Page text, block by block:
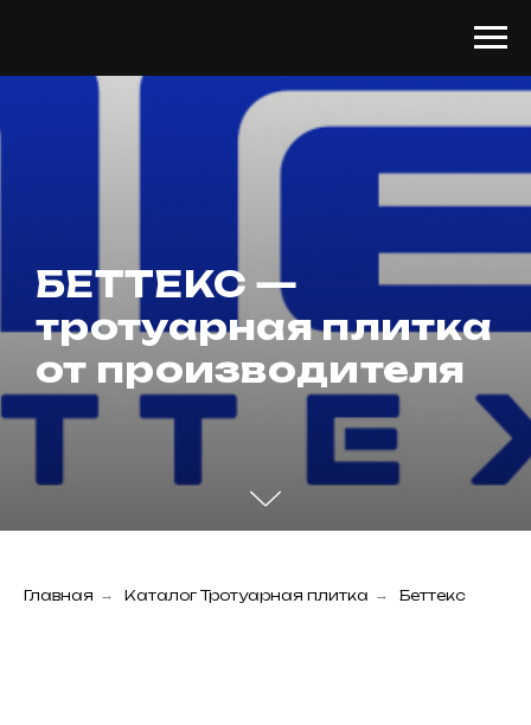
БЕТТЕКС —
тротуарная плитка
от производителя
Главная → Каталог Тротуарная плитка → Беттекс